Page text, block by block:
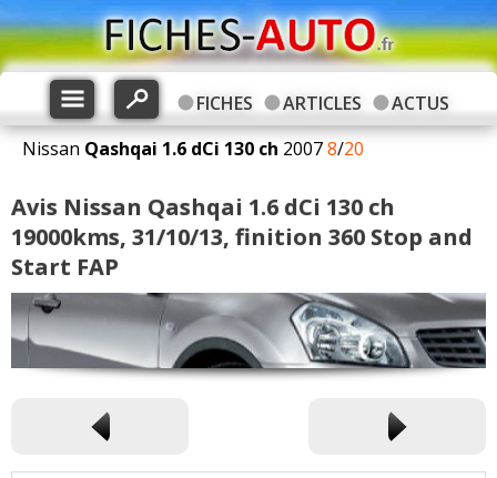
FICHES ARTICLES
ACTUS
Nissan Qashqai 1.6 dCi 130 ch 20078/20
Avis Nissan Qashqai 1.6 dCi 130 ch
19000kms, 31/10/13, finition 360 Stop and
Start FAP